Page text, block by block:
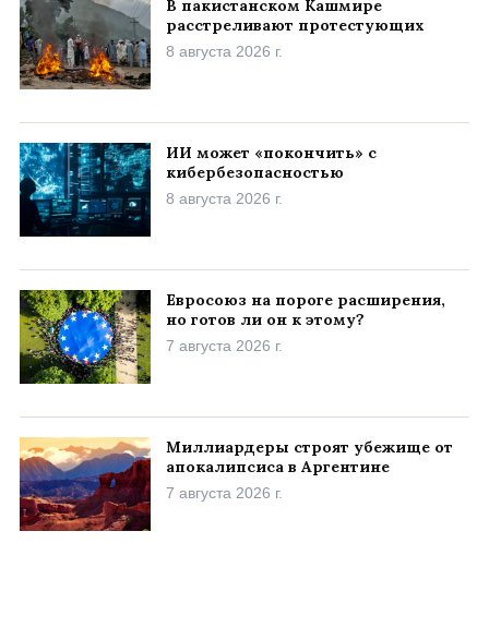
В пакистанском Кашмире
расстреливают протестующих
8 августа 2026 г.
ИИ может «покончить» с
кибербезопасностью
8 августа 2026 г.
Евросоюз на пороге расширения,
но готов ли он к этому?
7 августа 2026 г.
Миллиардеры строят убежище от
апокалипсиса в Аргентине
7 августа 2026 г.